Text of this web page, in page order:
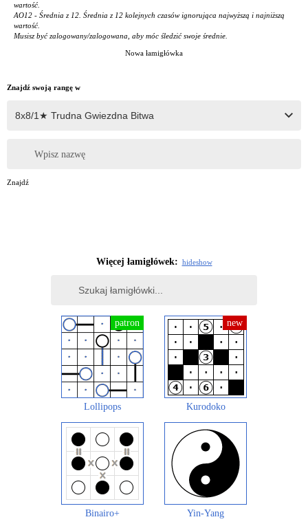
wartość.
AO12 - Średnia z 12. Średnia z 12 kolejnych czasów ignorująca najwyższą i najniższą
wartość.
Musisz być zalogowany/zalogowana, aby móc śledzić swoje średnie.
Nowa łamigłówka
Znajdź swoją rangę w
Wpisz nazwę
Znajdź
Więcej łamigłówek: hideshow
Lollipops Kurodoko
Binairo+ Yin-Yang